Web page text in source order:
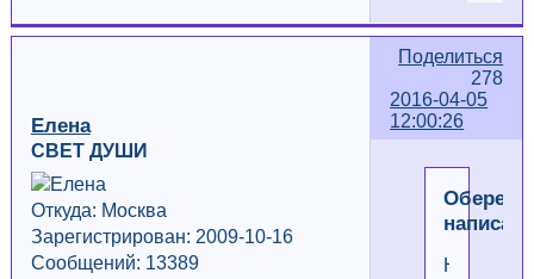
Поделиться
278
2016-04-05
12:00:26
Елена
СВЕТ ДУШИ
Откуда: Москва
Зарегистрирован: 2009-10-16
Сообщений: 13389
Оберег
Ну